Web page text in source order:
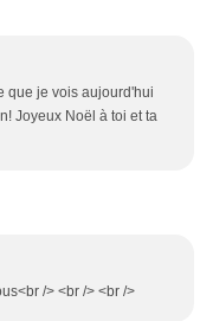
que je vois aujourd'hui
Joyeux Noël à toi et ta
/> <br /> <br />